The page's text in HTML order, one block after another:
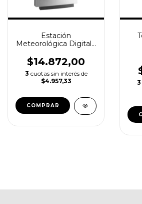
Estación
Meteorológica Digital -
$14.872,00
3 cuotas sin interés de
$4.957,33
3